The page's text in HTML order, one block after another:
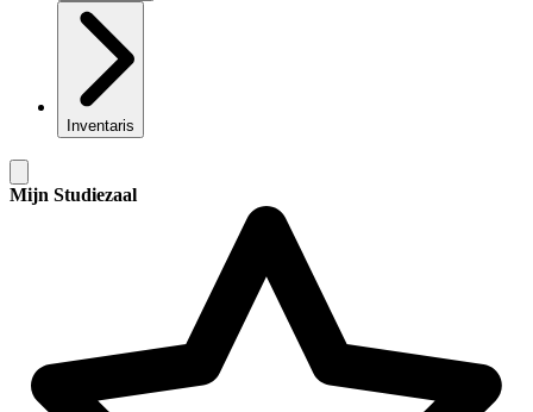
Inventaris
Mijn Studiezaal